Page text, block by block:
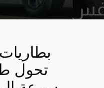
تحول